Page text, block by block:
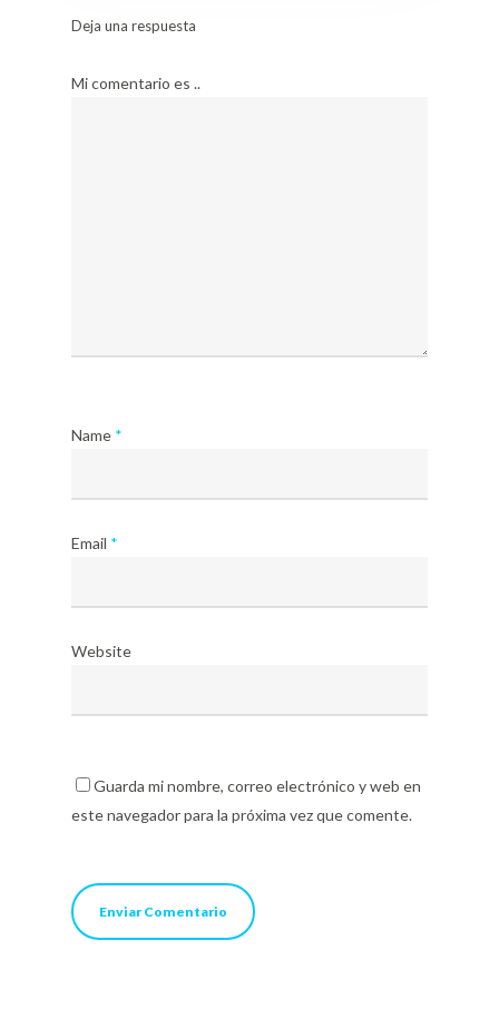
Deja una respuesta
Mi comentario es ..
Name *
Email *
Website
Guarda mi nombre, correo electrónico y web en
este navegador para la próxima vez que comente.